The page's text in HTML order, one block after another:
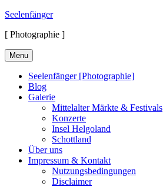
Skip
content
Seelenfänger
[ Photographie ]
Menu
Seelenfänger [Photographie]
Blog
Galerie
Mittelalter Märkte & Festivals
Konzerte
Insel Helgoland
Schottland
Über uns
Impressum & Kontakt
Nutzungsbedingungen
Disclaimer